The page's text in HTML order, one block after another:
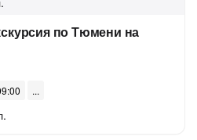
по Тюмени на